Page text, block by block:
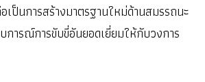
ป็นการสร้างมาตรฐานใหม่ด้านสมรรถนะ
ารณ์การขับขี่อันยอดเยี่ยมให้กับวงการ